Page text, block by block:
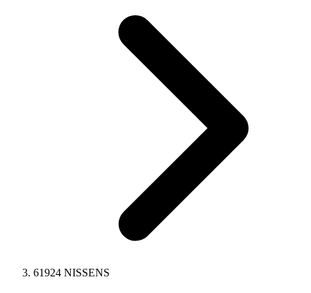
61924 NISSENS